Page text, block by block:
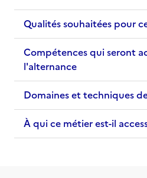
Qualités souhaitées pour
Compétences qui seront
l'alternance
Domaines et techniques
À qui ce métier est-il